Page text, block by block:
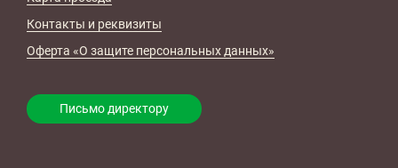
Контакты и реквизиты
Оферта «О защите персональных данных»
Письмо директору